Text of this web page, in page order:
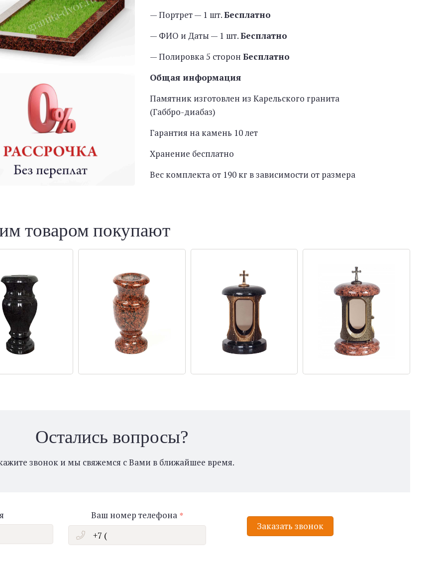
— Портрет — 1 шт.Бесплатно
— ФИО и Даты — 1 шт.Бесплатно
— Полировка 5 сторон Бесплатно
Общая информация
Памятник изготовлен из Карельского гранита
(Габбро-диабаз)
Гарантия на камень 10 лет
Хранение бесплатно
Вес комплекта от 190 кг в зависимости от размера
товаром покупают
Остались вопросы?
звонок и мы свяжемся с Вами в ближайшее время.
Ваш номер телефона
Заказать звонок